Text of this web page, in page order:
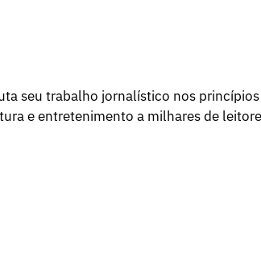
seu trabalho jornalístico nos princípios
e entretenimento a milhares de